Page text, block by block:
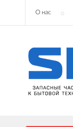
О нас